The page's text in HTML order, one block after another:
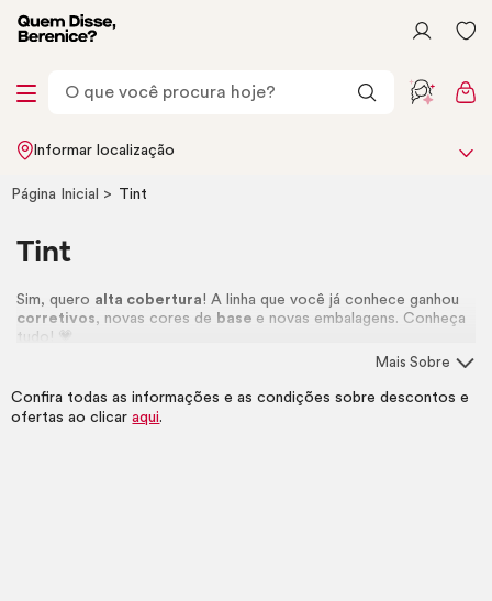
Informar localização
Página Inicial Tint
Tint
Sim, quero alta cobertura! A linha que você já conhece ganhou
corretivos, novas cores de base e novas embalagens. Conheça
tudo! 💗
Mais Sobre
Confira todas as informações e as condições sobre descontos e
ofertas ao clicaraqui.